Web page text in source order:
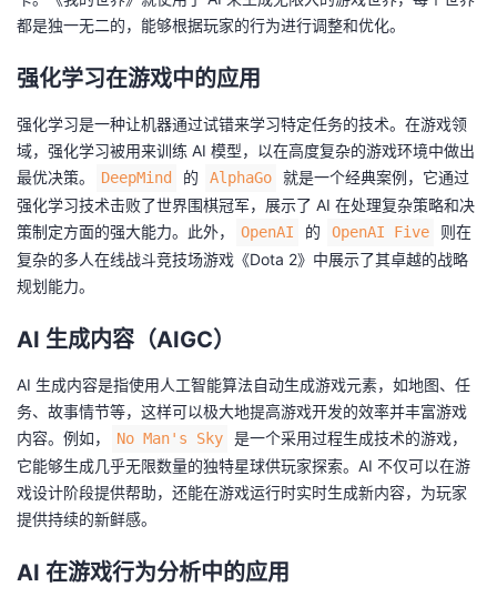
的
课
程
我
的
认
我
的
我
藏
我
的
技
术
支
我
的
云
声
都是独一无二的，能够根据玩家的行为进行调整和优化。
强化学习在游戏中的应用
强化学习是一种让机器通过试错来学习特定任务的技术。在游戏领
域，强化学习被用来训练 AI 模型，以在高度复杂的游戏环境中做出
最优决策。
DeepMind 的 AlphaGo
就是一个经典案例，它通过
强化学习技术击败了世界围棋冠军，展示了 AI 在处理复杂策略和决
策制定方面的强大能力。此外，
OpenAI 的 OpenAI Five
则在
复杂的多人在线战斗竞技场游戏《Dota 2》中展示了其卓越的战略
规划能力。
AI 生成内容（AIGC）
AI 生成内容是指使用人工智能算法自动生成游戏元素，如地图、任
务、故事情节等，这样可以极大地提高游戏开发的效率并丰富游戏
内容。例如，
No Man's Sky
是一个采用过程生成技术的游戏，
它能够生成几乎无限数量的独特星球供玩家探索。AI 不仅可以在游
戏设计阶段提供帮助，还能在游戏运行时实时生成新内容，为玩家
提供持续的新鲜感。
AI 在游戏行为分析中的应用